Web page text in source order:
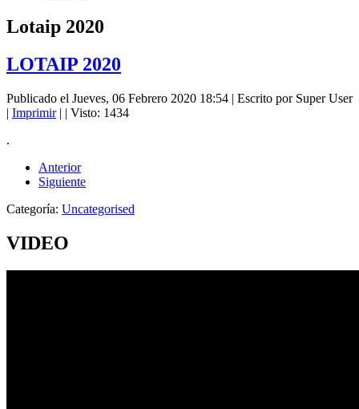
Lotaip 2020
LOTAIP 2020
Publicado el Jueves, 06 Febrero 2020 18:54 | Escrito por Super User
| Imprimir| | Visto: 1434
.
Anterior
Siguiente
Categoría: Uncategorised
VIDEO